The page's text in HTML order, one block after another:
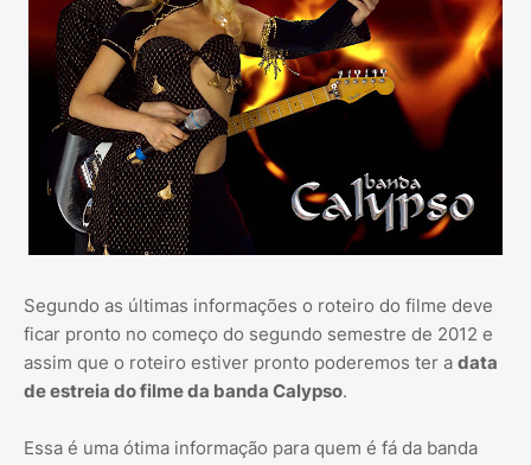
Segundo as últimas informações o roteiro do filme deve
ficar pronto no começo do segundo semestre de 2012 e
assim que o roteiro estiver pronto poderemos ter a data
de estreia do filme da banda Calypso.
Essa é uma ótima informação para quem é fá da banda